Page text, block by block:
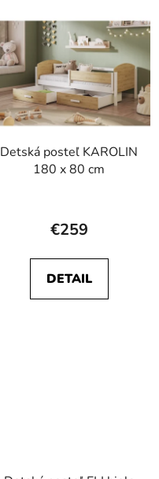
Detská posteľ KAROLIN
180 x 80 cm
hodnotenie
je
5,0
€259
DETAIL